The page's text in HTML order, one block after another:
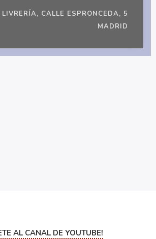
LIVRERÍA, CALLE ESPRONCEDA, 5
MADRID
AL CANAL DE YOUTUBE!